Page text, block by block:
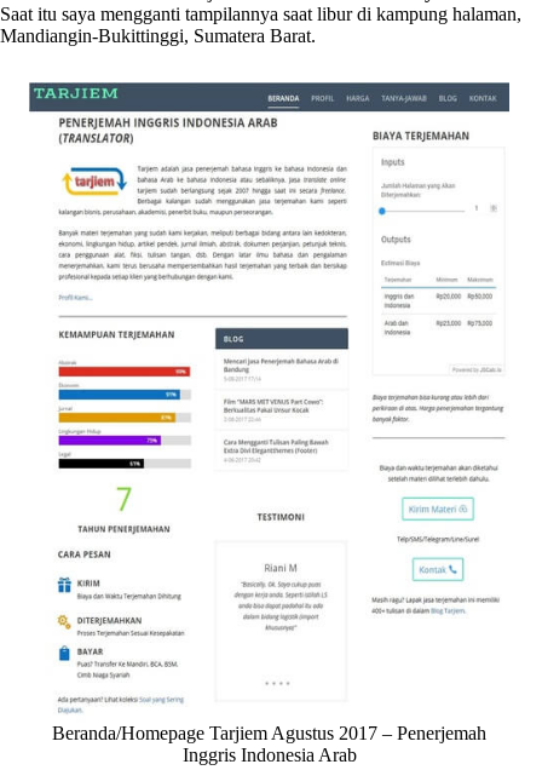
Saat itu saya mengganti tampilannya saat libur di kampung halaman,
Mandiangin-Bukittinggi, Sumatera Barat.
Beranda/Homepage Tarjiem Agustus 2017 – Penerjemah
Inggris Indonesia Arab